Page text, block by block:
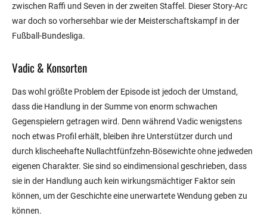
zwischen Raffi und Seven in der zweiten Staffel. Dieser Story-Arc
war doch so vorhersehbar wie der Meisterschaftskampf in der
Fußball-Bundesliga.
Vadic & Konsorten
Das wohl größte Problem der Episode ist jedoch der Umstand,
dass die Handlung in der Summe von enorm schwachen
Gegenspielern getragen wird. Denn während Vadic wenigstens
noch etwas Profil erhält, bleiben ihre Unterstützer durch und
durch klischeehafte Nullachtfünfzehn-Bösewichte ohne jedweden
eigenen Charakter. Sie sind so eindimensional geschrieben, dass
sie in der Handlung auch kein wirkungsmächtiger Faktor sein
können, um der Geschichte eine unerwartete Wendung geben zu
können.